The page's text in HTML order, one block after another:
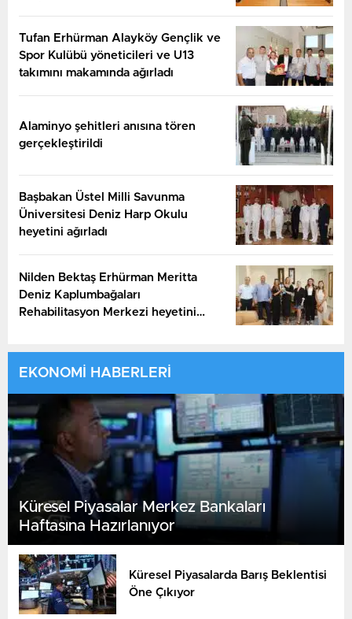
Tufan Erhürman Alayköy Gençlik ve
Spor Kulübü yöneticileri ve U13
takımını makamında ağırladı
Alaminyo şehitleri anısına tören
gerçekleştirildi
Başbakan Üstel Milli Savunma
Üniversitesi Deniz Harp Okulu
heyetini ağırladı
Nilden Bektaş Erhürman Meritta
Deniz Kaplumbağaları
Rehabilitasyon Merkezi heyetini
EKONOMİ HABERLERİ
Küresel Piyasalar Merkez Bankaları
Haftasına Hazırlanıyor
Küresel Piyasalarda Barış Beklentisi
Öne Çıkıyor